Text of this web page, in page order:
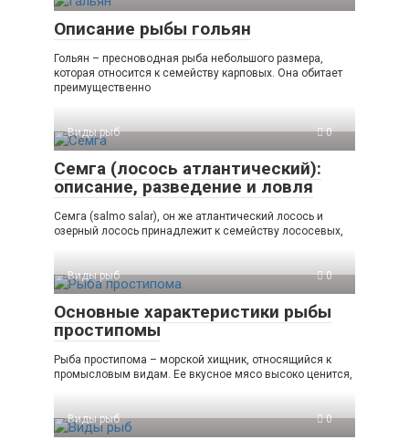
Описание рыбы гольян
Гольян – пресноводная рыба небольшого размера,
которая относится к семейству карповых. Она обитает
преимущественно
Виды рыб 0
Семга (лосось атлантический):
описание, разведение и ловля
Семга (salmo salar), он же атлантический лосось и
озерный лосось принадлежит к семейству лососевых,
Виды рыб 0
Основные характеристики рыбы
простипомы
Рыба простипома – морской хищник, относящийся к
промысловым видам. Ее вкусное мясо высоко ценится,
Виды рыб 0